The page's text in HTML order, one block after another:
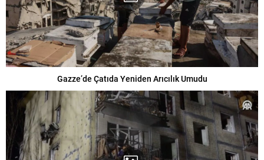
Gazze’de Çatıda Yeniden Arıcılık Umudu